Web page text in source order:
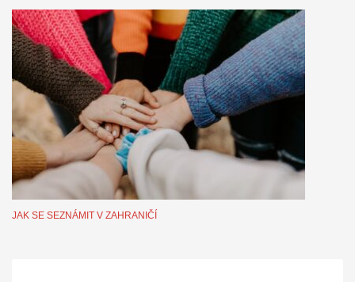
JAK SE SEZNÁMIT V ZAHRANIČÍ